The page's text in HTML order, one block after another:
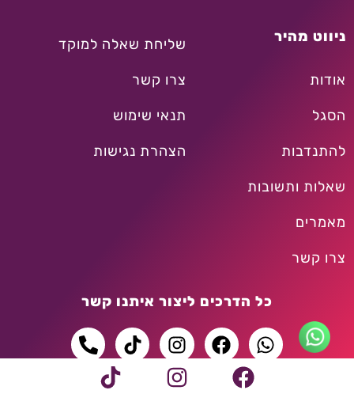
ניווט מהיר
אודות
הסגל
להתנדבות
שאלות ותשובות
מאמרים
צרו קשר
שליחת שאלה למוקד
צרו קשר
תנאי שימוש
הצהרת נגישות
כל הדרכים ליצור איתנו קשר